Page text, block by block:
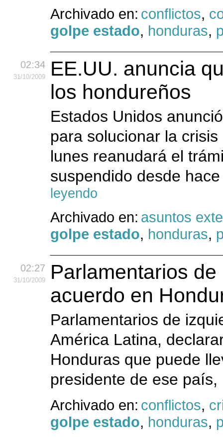
Archivado en: conflictos,
golpe estado, honduras,
02:34
31/10/2009
EE.UU. anuncia
los hondureños
Estados Unidos
para solucionar la
lunes reanudará el
suspendido desde
leyendo
Archivado en: asuntos
golpe estado, honduras,
02:27
31/10/2009
Parlamentarios
acuerdo en
Parlamentarios de
América Latina,
Honduras que puede
presidente de ese
Archivado en: conflictos,
golpe estado, honduras,